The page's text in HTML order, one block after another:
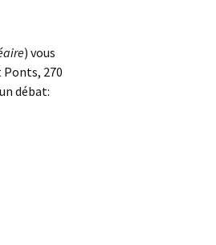
) vous
Ponts, 270
débat: